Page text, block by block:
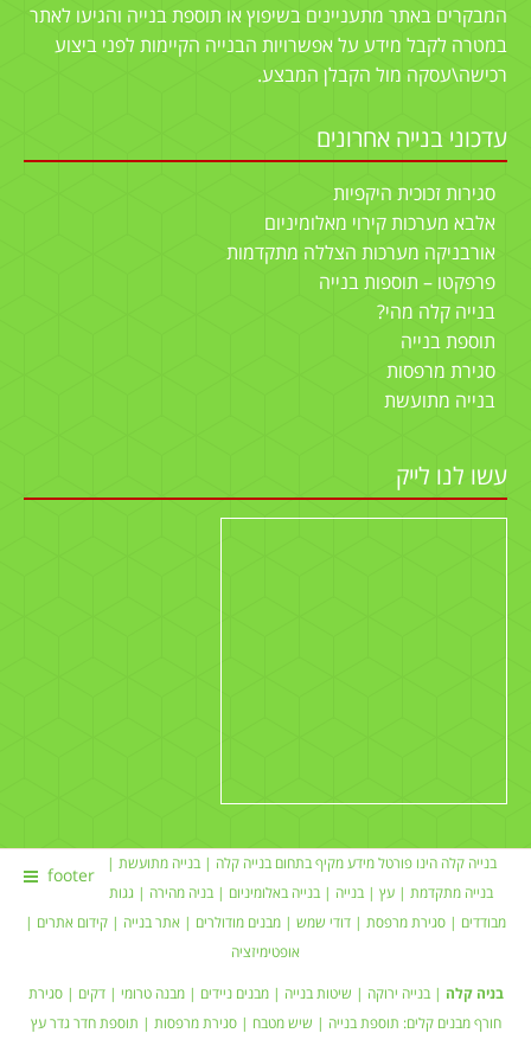
המבקרים באתר מתעניינים בשיפוץ או תוספת בנייה והגיעו לאתר
במטרה לקבל מידע על אפשרויות הבנייה הקיימות לפני ביצוע
רכישה\עסקה מול הקבלן המבצע.
עדכוני בנייה אחרונים
סגירות זכוכית היקפיות
אלבא מערכות קירוי מאלומיניום
אורבניקה מערכות הצללה מתקדמות
פרפקטו – תוספות בנייה
בנייה קלה מהי?
תוספת בנייה
סגירת מרפסות
בנייה מתועשת
עשו לנו לייק
footer
בנייה קלה הינו פורטל מידע מקיף בתחוםבנייה קלה |בנייה מתועשת
בנייה מתקדמת | עץ בנייה בנייה באלומיניום בניה מהירה
גגות
מבודדים
סגירת מרפסת דודי שמש | מבנים מודולרים | אתר בנייה קידום אתרים
אופטימיזציה
בניה קלה |בנייה ירוקה שיטות בנייה |מבנים ניידים | מבנה טרומי |דקים |סגירת
חורף מבנים קלים: תוספת בנייה שיש מטבח | סגירת מרפסות | תוספת חדרגדר עץ